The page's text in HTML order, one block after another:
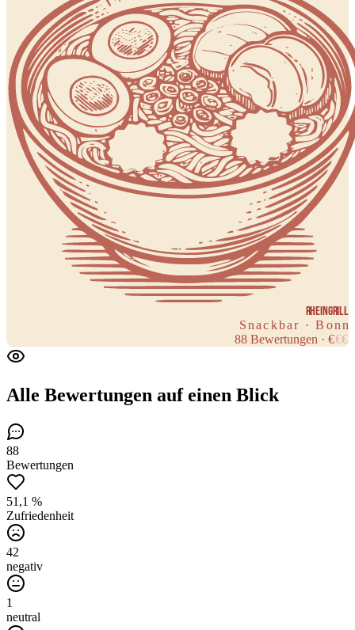
Rheingrill
Snackbar · Bonn
88 Bewertungen ·€€€
Alle Bewertungen auf einen Blick
88
Bewertungen
51,1 %
Zufriedenheit
42
negativ
1
neutral